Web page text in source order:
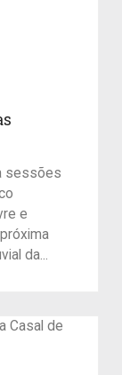
sessões
e
da...